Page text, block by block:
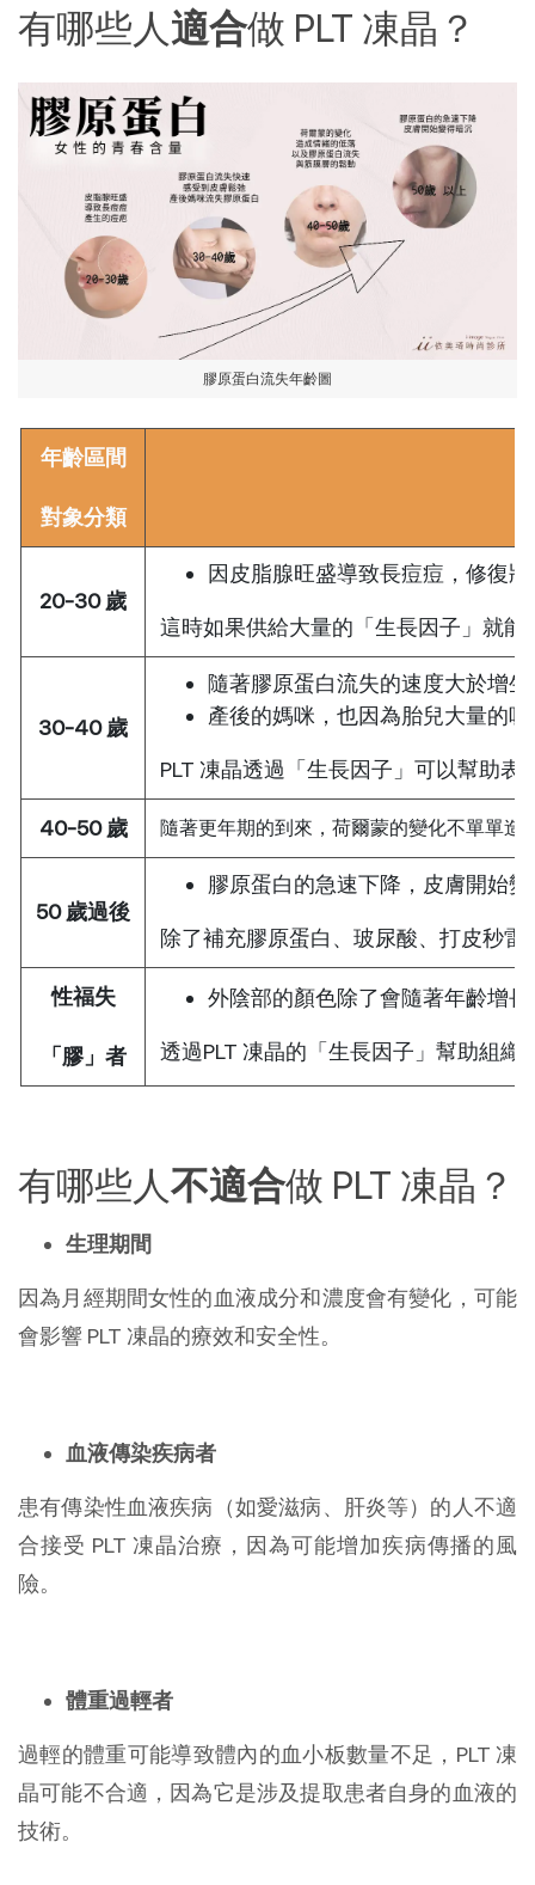
有哪些人適合做 PLT 凍晶？
膠原蛋白流失年齡圖
年齡區間
對象分類
20-30 歲
因皮脂腺旺盛導致長痘痘，修復
這時如果供給大量的「生長因子」就能
30-40 歲
隨著膠原蛋白流失的速度大於增
產後的媽咪，也因為胎兒大量的
PLT 凍晶透過「生長因子」可以幫助
40-50 歲 隨著更年期的到來，荷爾蒙的變化不單單
50 歲過後
膠原蛋白的急速下降，皮膚開始
除了補充膠原蛋白、玻尿酸、打皮秒
性福失
「膠」者
外陰部的顏色除了會隨著年齡增
透過PLT 凍晶的「生長因子」幫助組
有哪些人不適合做 PLT 凍晶？
生理期間
因為月經期間女性的血液成分和濃度會有變化，可能
會影響 PLT 凍晶的療效和安全性。
血液傳染疾病者
患有傳染性血液疾病（如愛滋病、肝炎等）的人不適
合接受 PLT 凍晶治療，因為可能增加疾病傳播的風
險。
體重過輕者
過輕的體重可能導致體內的血小板數量不足，PLT 凍
晶可能不合適，因為它是涉及提取患者自身的血液的
技術。